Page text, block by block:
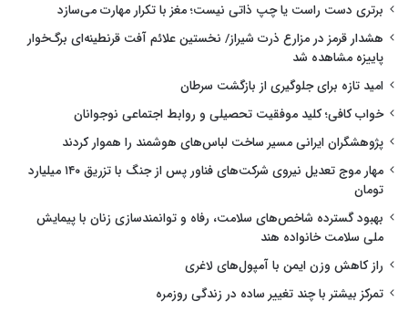
برتری دست راست یا چپ ذاتی نیست؛ مغز با تکرار مهارت می‌سازد
هشدار قرمز در مزارع ذرت شیراز/ نخستین علائم آفت قرنطینه‌ای برگ‌خوار
پاییزه مشاهده شد
امید تازه برای جلوگیری از بازگشت سرطان
خواب کافی؛ کلید موفقیت تحصیلی و روابط اجتماعی نوجوانان
پژوهشگران ایرانی مسیر ساخت لباس‌های هوشمند را هموار کردند
مهار موج تعدیل نیروی شرکت‌های فناور پس از جنگ با تزریق ۱۴۰ میلیارد
تومان
بهبود گسترده شاخص‌های سلامت، رفاه و توانمندسازی زنان با پیمایش
ملی سلامت خانواده هند
راز کاهش وزن ایمن با آمپول‌های لاغری
تمرکز بیشتر با چند تغییر ساده در زندگی روزمره